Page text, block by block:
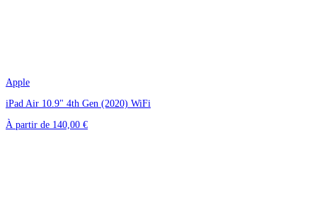
Apple
iPad Air 10.9" 4th Gen (2020) WiFi
À partir de 140,00 €